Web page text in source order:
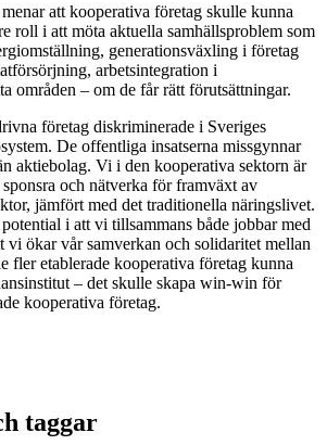
att kooperativa företag skulle kunna
roll i att möta aktuella samhällsproblem som
generationsväxling i företag
arbetsintegration i
områden – om de får rätt förutsättningar.
företag diskriminerade i Sveriges
De offentliga insatserna missgynnar
aktiebolag. Vi i den kooperativa sektorn är
sponsra och nätverka för framväxt av
jämfört med det traditionella näringslivet.
i att vi tillsammans både jobbar med
vi ökar vår samverkan och solidaritet mellan
fler etablerade kooperativa företag kunna
– det skulle skapa win-win för
kooperativa företag.
taggar